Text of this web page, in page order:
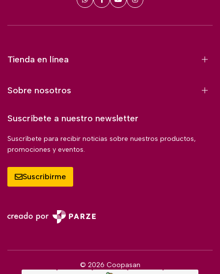
Tienda en línea
Sobre nosotros
Suscríbete a nuestro newsletter
Suscríbete para recibir noticias sobre nuestros productos,
promociones y eventos.
Suscribirme
© 2026 Coopasan